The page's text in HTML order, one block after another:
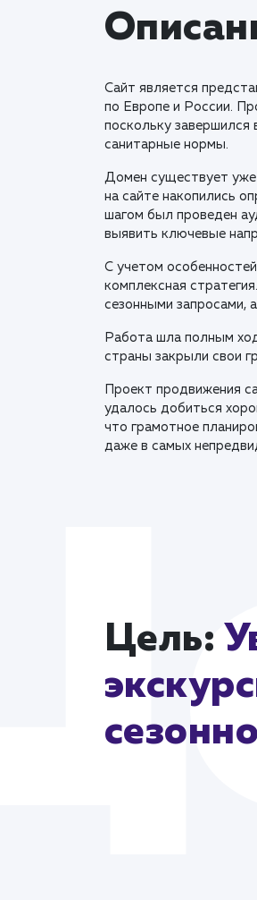
Сайт является
по Европе и России.
поскольку завершился
санитарные нормы.
Домен существует уже
на сайте накопились
шагом был проведен
выявить ключевые
С учетом
комплексная
сезонными запросами,
Работа шла полным
страны закрыли свои
Проект продвижения
удалось добиться
что грамотное
даже в самых
Цель: